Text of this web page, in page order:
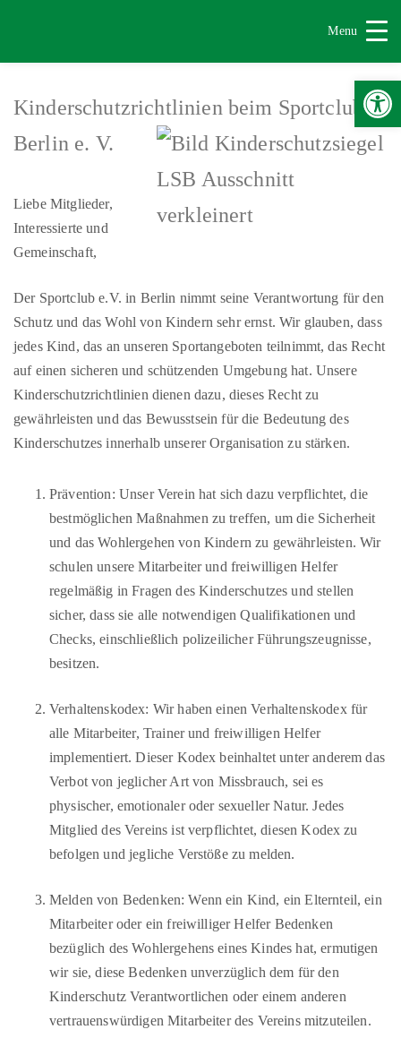
Menu
Kinderschutzrichtlinien beim Sportclub
Berlin e. V.
Liebe Mitglieder,
Interessierte und
Gemeinschaft,
Der Sportclub e.V. in Berlin nimmt seine Verantwortung für den
Schutz und das Wohl von Kindern sehr ernst. Wir glauben, dass
jedes Kind, das an unseren Sportangeboten teilnimmt, das Recht
auf einen sicheren und schützenden Umgebung hat. Unsere
Kinderschutzrichtlinien dienen dazu, dieses Recht zu
gewährleisten und das Bewusstsein für die Bedeutung des
Kinderschutzes innerhalb unserer Organisation zu stärken.
Prävention: Unser Verein hat sich dazu verpflichtet, die
bestmöglichen Maßnahmen zu treffen, um die Sicherheit
und das Wohlergehen von Kindern zu gewährleisten. Wir
schulen unsere Mitarbeiter und freiwilligen Helfer
regelmäßig in Fragen des Kinderschutzes und stellen
sicher, dass sie alle notwendigen Qualifikationen und
Checks, einschließlich polizeilicher Führungszeugnisse,
besitzen.
Verhaltenskodex: Wir haben einen Verhaltenskodex für
alle Mitarbeiter, Trainer und freiwilligen Helfer
implementiert. Dieser Kodex beinhaltet unter anderem das
Verbot von jeglicher Art von Missbrauch, sei es
physischer, emotionaler oder sexueller Natur. Jedes
Mitglied des Vereins ist verpflichtet, diesen Kodex zu
befolgen und jegliche Verstöße zu melden.
Melden von Bedenken: Wenn ein Kind, ein Elternteil, ein
Mitarbeiter oder ein freiwilliger Helfer Bedenken
bezüglich des Wohlergehens eines Kindes hat, ermutigen
wir sie, diese Bedenken unverzüglich dem für den
Kinderschutz Verantwortlichen oder einem anderen
vertrauenswürdigen Mitarbeiter des Vereins mitzuteilen.